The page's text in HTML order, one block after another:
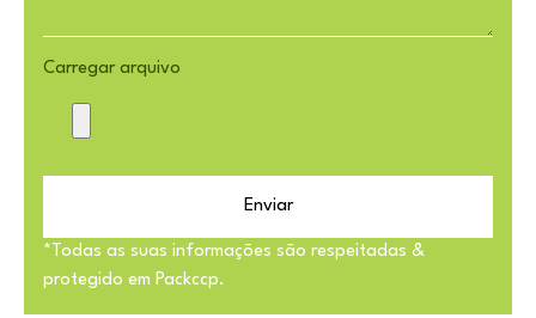
Carregar arquivo
Enviar
*Todas as suas informações são respeitadas &
protegido em Packccp.